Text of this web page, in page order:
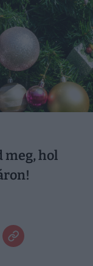
meg, hol